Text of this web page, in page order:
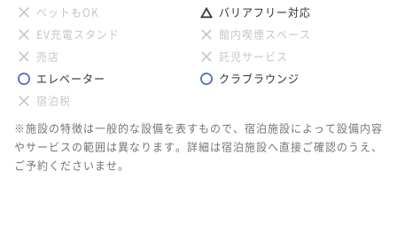
ペットもOK
バリアフリー対応
EV充電スタンド
館内喫煙スペース
売店
託児サービス
エレベーター
クラブラウンジ
宿泊税
※施設の特徴は一般的な設備を表すもので、宿泊施設によって設備内容
やサービスの範囲は異なります。詳細は宿泊施設へ直接ご確認のうえ、
ご予約くださいませ。